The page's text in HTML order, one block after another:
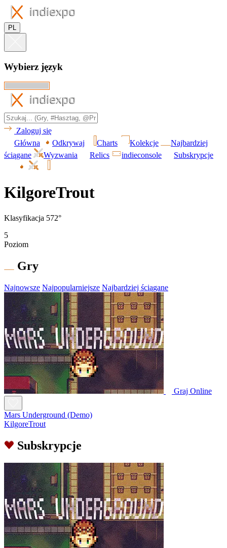
PL
Wybierz język
Zaloguj się
Główna
Odkrywaj Charts Kolekcje
Najbardziej
ściągane
Wyzwania Relics indieconsole Subskrypcje
KilgoreTrout
Klasyfikacja 572°
5
Poziom
Gry
Najnowsze Najpopularniejsze Najbardziej ściągane
Graj Online
Mars Underground (Demo)
KilgoreTrout
Subskrypcje